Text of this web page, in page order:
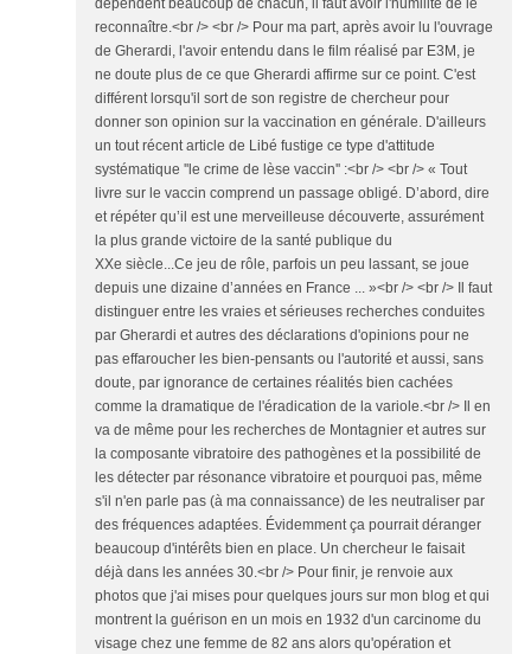
dépendent beaucoup de chacun, il faut avoir l'humilité de le
reconnaître.<br /> <br /> Pour ma part, après avoir lu l'ouvrage
de Gherardi, l'avoir entendu dans le film réalisé par E3M, je
ne doute plus de ce que Gherardi affirme sur ce point. C'est
différent lorsqu'il sort de son registre de chercheur pour
donner son opinion sur la vaccination en générale. D'ailleurs
un tout récent article de Libé fustige ce type d'attitude
systématique ''le crime de lèse vaccin'' :<br /> <br /> « Tout
livre sur le vaccin comprend un passage obligé. D’abord, dire
et répéter qu’il est une merveilleuse découverte, assurément
la plus grande victoire de la santé publique du
XXe siècle...Ce jeu de rôle, parfois un peu lassant, se joue
depuis une dizaine d’années en France ... »<br /> <br /> Il faut
distinguer entre les vraies et sérieuses recherches conduites
par Gherardi et autres des déclarations d'opinions pour ne
pas effaroucher les bien-pensants ou l'autorité et aussi, sans
doute, par ignorance de certaines réalités bien cachées
comme la dramatique de l'éradication de la variole.<br /> Il en
va de même pour les recherches de Montagnier et autres sur
la composante vibratoire des pathogènes et la possibilité de
les détecter par résonance vibratoire et pourquoi pas, même
s'il n'en parle pas (à ma connaissance) de les neutraliser par
des fréquences adaptées. Évidemment ça pourrait déranger
beaucoup d'intérêts bien en place. Un chercheur le faisait
déjà dans les années 30.<br /> Pour finir, je renvoie aux
photos que j'ai mises pour quelques jours sur mon blog et qui
montrent la guérison en un mois en 1932 d'un carcinome du
visage chez une femme de 82 ans alors qu'opération et